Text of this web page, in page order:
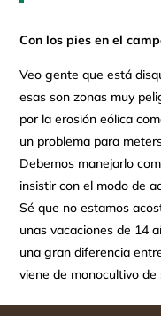
Con los pies en el
Veo gente que está
esas son zonas muy
por la erosión eólica
un problema para
Debemos manejarlo
insistir con el modo de
Sé que no estamos
unas vacaciones de 14
una gran diferencia
viene de monocultivo de